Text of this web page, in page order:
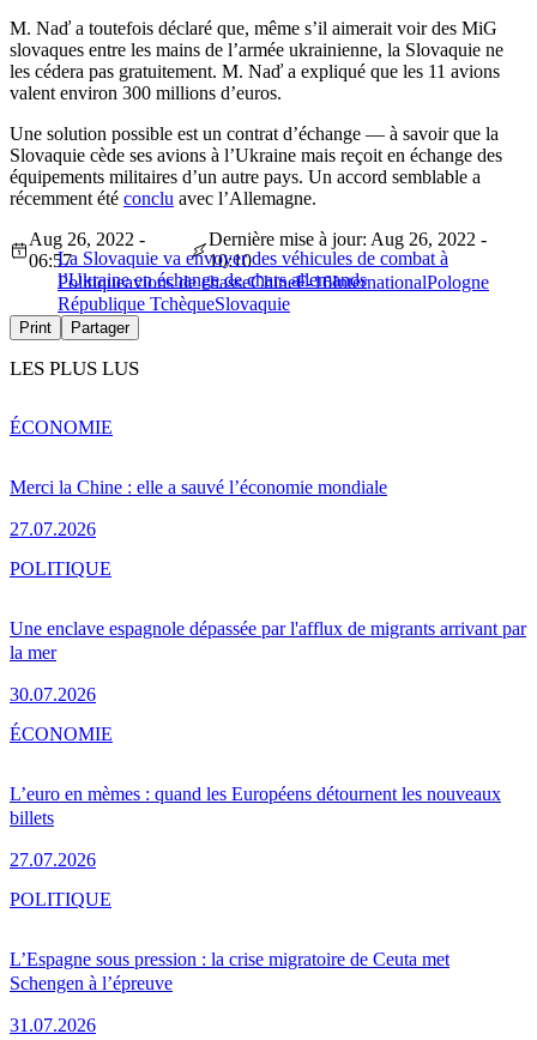
M. Naď a toutefois déclaré que, même s’il aimerait voir des MiG
slovaques entre les mains de l’armée ukrainienne, la Slovaquie ne
les cédera pas gratuitement. M. Naď a expliqué que les 11 avions
valent environ 300 millions d’euros.
Une solution possible est un contrat d’échange — à savoir que la
Slovaquie cède ses avions à l’Ukraine mais reçoit en échange des
équipements militaires d’un autre pays. Un accord semblable a
récemment été conclu avec l’Allemagne.
La Slovaquie va envoyer des véhicules de combat à
l’Ukraine en échange de chars allemands
Aug 26, 2022 -
06:57
Dernière mise à jour: Aug 26, 2022 -
10:10
Politiqueavions de chasseChineF-16InternationalPologne
République TchèqueSlovaquie
Print Partager
LES PLUS LUS
Merci la Chine : elle a sauvé l’économie mondiale
27.07.2026
ÉCONOMIE
Une enclave espagnole dépassée par l'afflux de migrants arrivant par
la mer
30.07.2026
POLITIQUE
L’euro en mèmes : quand les Européens détournent les nouveaux
billets
27.07.2026
ÉCONOMIE
L’Espagne sous pression : la crise migratoire de Ceuta met
Schengen à l’épreuve
31.07.2026
POLITIQUE